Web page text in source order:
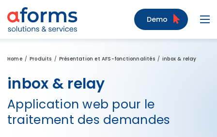
Zum Inhalt
Zum Menü
Zur Suche
Demo
Home Produits Présentation et AFS-fonctionnalités inbox & relay
inbox & relay
Application web pour le
traitement des demandes